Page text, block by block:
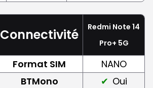
Connectivité
Redmi Note 14
Pro+ 5G
Format SIM
NANO
BTMono
Oui